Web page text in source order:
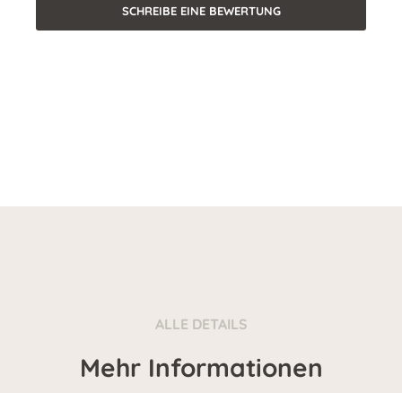
SCHREIBE EINE BEWERTUNG
ALLE DETAILS
Mehr Informationen